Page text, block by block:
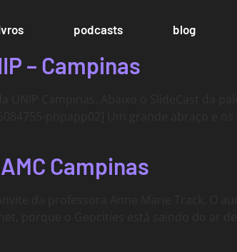
podcasts blog
– Campinas
Campinas